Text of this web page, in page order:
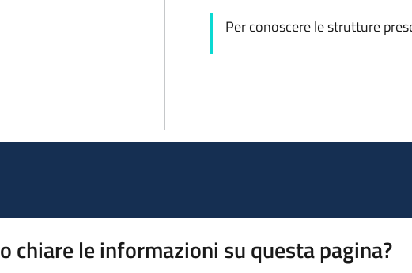
Per conoscere le strutture
chiare le informazioni su questa pagina?